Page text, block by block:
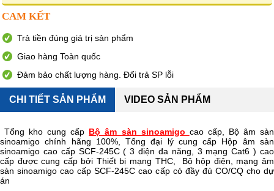
CAM KẾT
Trả tiền đúng giá trị sản phẩm
Giao hàng Toàn quốc
Đảm bảo chất lượng hàng. Đổi trả SP lỗi
CHI TIẾT SẢN PHẨM VIDEO SẢN PHẨM
Tổng kho cung cấp Bộ âm sàn sinoamigo cao cấp, Bộ âm sàn
sinoamigo chính hãng 100%, Tổng đại lý cung cấp Hộp âm sàn
sinoamigo cao cấp SCF-245C ( 3 điện đa năng, 3 mạng Cat6 ) cao
cấp được cung cấp bởi Thiết bị mạng THC, Bộ hộp điện, mạng âm
sàn sinoamigo cao cấp SCF-245C cao cấp có đầy đủ CO/CQ cho dự
án